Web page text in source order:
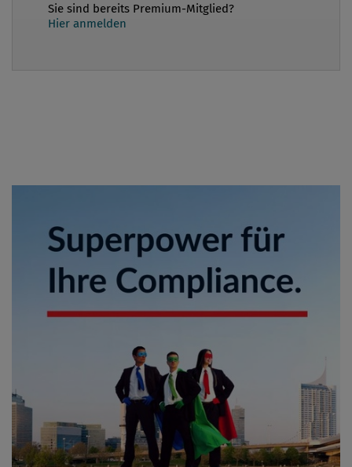
Sie sind bereits Premium-Mitglied?
Hier anmelden